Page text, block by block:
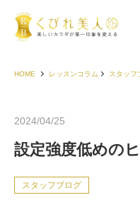
HOME レッスンコラム スタッフ
2024/04/25
設定強度低めの
スタッフブログ